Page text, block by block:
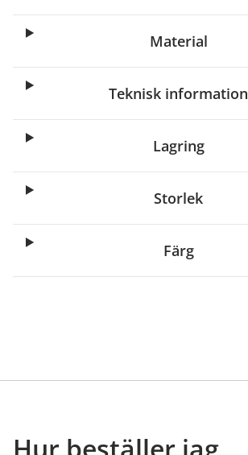
Material
Teknisk information
Lagring
Storlek
Färg